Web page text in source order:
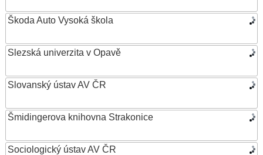
Škoda Auto Vysoká škola
Slezská univerzita v Opavě
Slovanský ústav AV ČR
Šmidingerova knihovna Strakonice
Sociologický ústav AV ČR